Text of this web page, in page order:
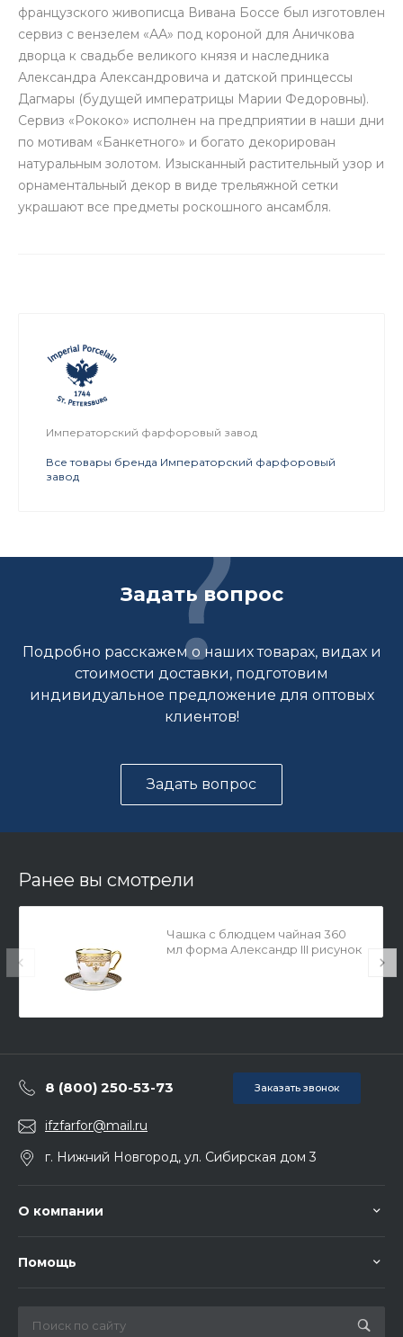
французского живописца Вивана Боссе был изготовлен
сервиз с вензелем «АА» под короной для Аничкова
дворца к свадьбе великого князя и наследника
Александра Александровича и датской принцессы
Дагмары (будущей императрицы Марии Федоровны).
Сервиз «Рококо» исполнен на предприятии в наши дни
по мотивам «Банкетного» и богато декорирован
натуральным золотом. Изысканный растительный узор и
орнаментальный декор в виде трельяжной сетки
украшают все предметы роскошного ансамбля.
Императорский фарфоровый завод
Все товары бренда Императорский фарфоровый
завод
Задать вопрос
Подробно расскажем о наших товарах, видах и
стоимости доставки, подготовим
индивидуальное предложение для оптовых
клиентов!
Задать вопрос
Ранее вы смотрели
Чашка с блюдцем чайная 360
мл форма Александр III рисунок
8 (800) 250-53-73 Заказать звонок
ifzfarfor@mail.ru
г. Нижний Новгород, ул. Сибирская дом 3
О компании
Помощь